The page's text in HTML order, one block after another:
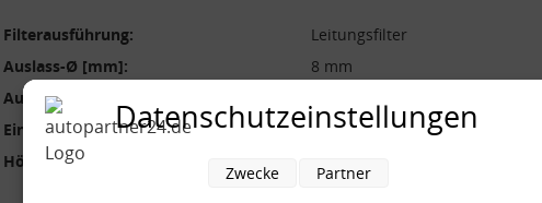
Filterausführung:
Leitungsfilter
Auslass-Ø [mm]:
8 mm
Außendurchmesser [mm]:
Einlass-Ø [mm]:
8 mm
Höhe [mm]:
Datenschutzeinstellungen
Zwecke Partner